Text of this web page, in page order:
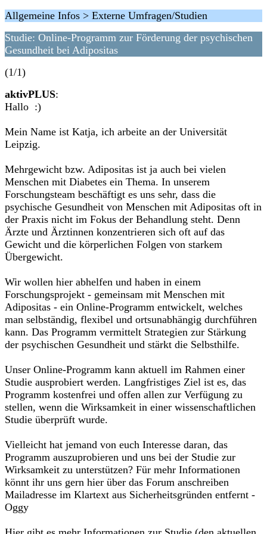
Allgemeine Infos > Externe Umfragen/Studien
Studie: Online-Programm zur Förderung der psychischen
Gesundheit bei Adipositas
(1/1)
aktivPLUS:
Hallo :)
Mein Name ist Katja, ich arbeite an der Universität
Leipzig.
Mehrgewicht bzw. Adipositas ist ja auch bei vielen
Menschen mit Diabetes ein Thema. In unserem
Forschungsteam beschäftigt es uns sehr, dass die
psychische Gesundheit von Menschen mit Adipositas oft in
der Praxis nicht im Fokus der Behandlung steht. Denn
Ärzte und Ärztinnen konzentrieren sich oft auf das
Gewicht und die körperlichen Folgen von starkem
Übergewicht.
Wir wollen hier abhelfen und haben in einem
Forschungsprojekt - gemeinsam mit Menschen mit
Adipositas - ein Online-Programm entwickelt, welches
man selbständig, flexibel und ortsunabhängig durchführen
kann. Das Programm vermittelt Strategien zur Stärkung
der psychischen Gesundheit und stärkt die Selbsthilfe.
Unser Online-Programm kann aktuell im Rahmen einer
Studie ausprobiert werden. Langfristiges Ziel ist es, das
Programm kostenfrei und offen allen zur Verfügung zu
stellen, wenn die Wirksamkeit in einer wissenschaftlichen
Studie überprüft wurde.
Vielleicht hat jemand von euch Interesse daran, das
Programm auszuprobieren und uns bei der Studie zur
Wirksamkeit zu unterstützen? Für mehr Informationen
könnt ihr uns gern hier über das Forum anschreiben
Mailadresse im Klartext aus Sicherheitsgründen entfernt -
Oggy